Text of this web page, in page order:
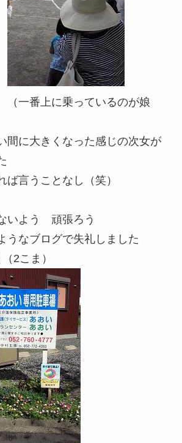
乗っているのが娘
に大きくなった感じの次女が
ば言うことなし（笑）
いよう 頑張ろう
なブログで失礼しました
2こま）